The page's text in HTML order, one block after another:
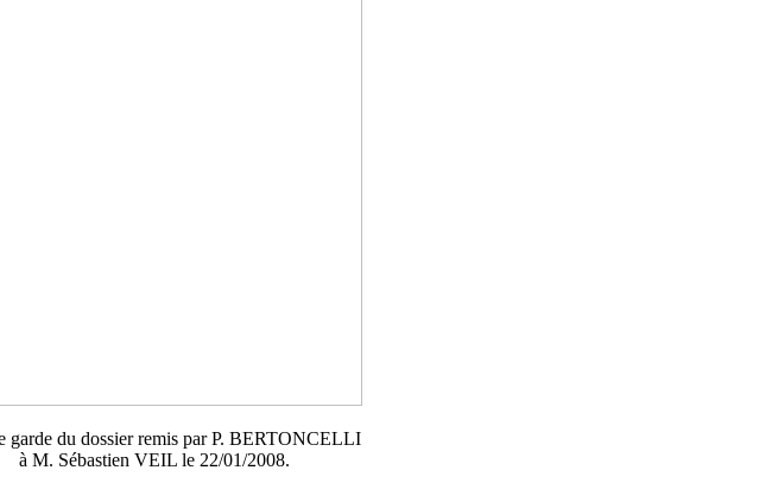
garde du dossier remis par P. BERTONCELLI
à M. Sébastien VEIL le 22/01/2008.